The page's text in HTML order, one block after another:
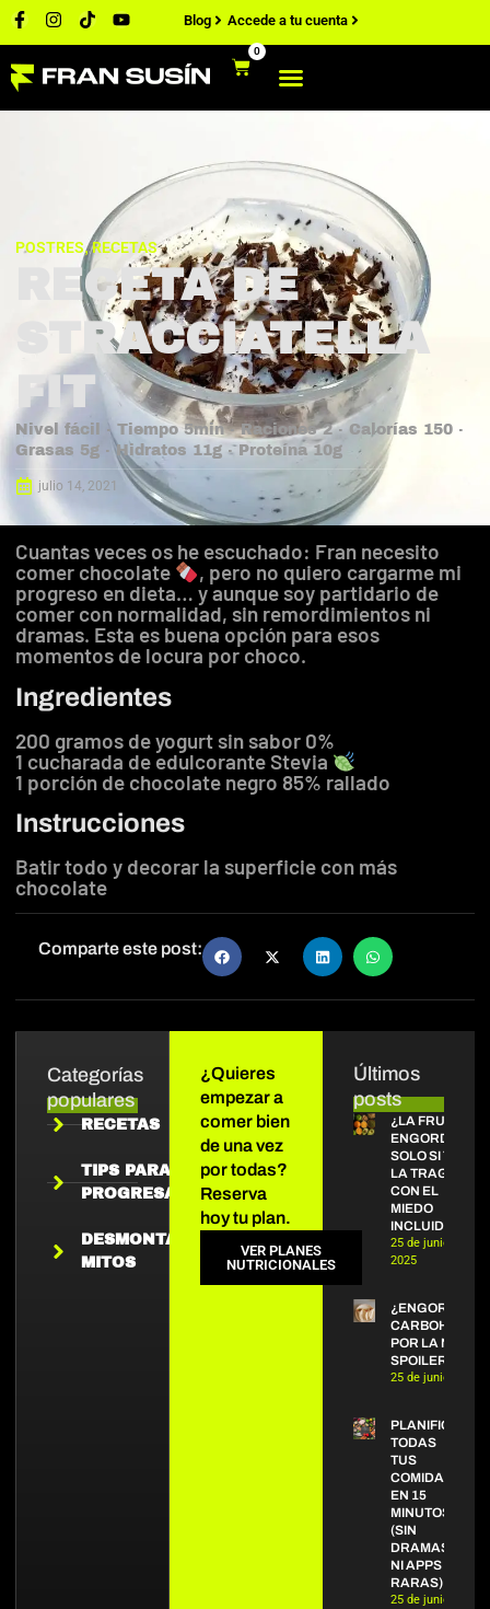
Blog Accede a tu cuenta
0
POSTRES,RECETAS
RECETA DE
STRACCIATELLA
FIT
Nivel fácil · Tiempo 5min · Raciones 2 · Calorías 150 ·
Grasas 5g · Hidratos 11g · Proteína 10g
julio 14, 2021
Cuantas veces os he escuchado: Fran necesito
comer chocolate
, pero no quiero cargarme mi
progreso en dieta… y aunque soy partidario de
comer con normalidad, sin remordimientos ni
dramas. Esta es buena opción para esos
momentos de locura por choco.
Ingredientes
200 gramos de yogurt sin sabor 0%
1 cucharada de edulcorante Stevia
1 porción de chocolate negro 85% rallado
Instrucciones
Batir todo y decorar la superficie con más
chocolate
Comparte este post:
Categorías
populares
RECETAS
TIPS PARA
PROGRESAR
DESMONTANDO
MITOS
Últimos
posts
¿LA FRUTA
ENGORDA?
SOLO SI TE
LA TRAGAS
CON EL
MIEDO
INCLUIDO
25 de junio de
2025
¿ENGORDAN
POR LA
SPOILER: NO.
25 de junio de
PLANIFICA
TODAS
TUS
COMIDAS
EN 15
MINUTOS
(SIN
DRAMAS
NI APPS
RARAS)
25 de junio
¿Quieres
empezar a
comer bien
de una vez
por todas?
Reserva
hoy tu plan.
VER PLANES
NUTRICIONALES